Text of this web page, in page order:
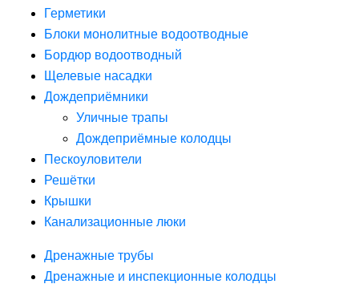
Герметики
Блоки монолитные водоотводные
Бордюр водоотводный
Щелевые насадки
Дождеприёмники
Уличные трапы
Дождеприёмные колодцы
Пескоуловители
Решётки
Крышки
Канализационные люки
Дренажные трубы
Дренажные и инспекционные колодцы